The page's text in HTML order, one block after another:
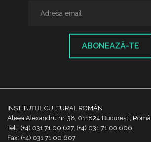
ABONEAZĂ-TE
INSTITUTUL CULTURAL ROMÂN
Aleea Alexandru nr. 38, 011824 București,
Tel.: (+4) 031 71 00 627, (+4) 031 71 00 606
Fax: (+4) 031 71 00 607